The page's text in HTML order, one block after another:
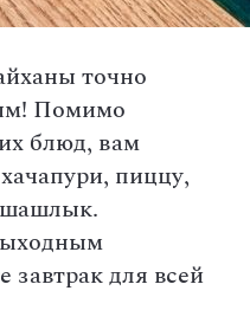
точно
Помимо
блюд, вам
пиццу,
завтрак для всей